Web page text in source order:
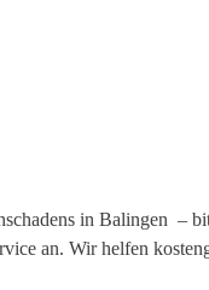
in Balingen –
an. Wir helfen